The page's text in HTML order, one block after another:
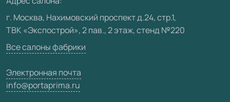
Видео
Карта сайта
г. Москва, Нахимовский проспект д.24, стр.1,
ТВК «Экспострой», 2 пав., 2 этаж, стенд №220
Все салоны фабрики
Электронная почта
info@portaprima.ru